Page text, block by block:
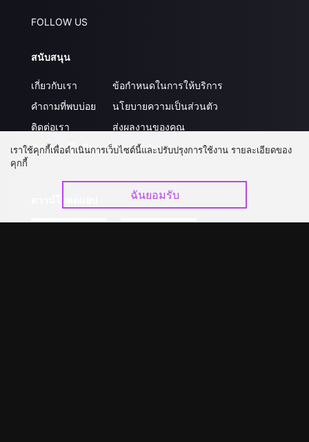
FOLLOW US
สนับสนุน
เกี่ยวกับเรา
คำถามที่พบบ่อย
ติดต่อเรา
อัปเกรด วีไอพี
ข้อกำหนดในการให้บริการ
นโยบายความเป็นส่วนตัว
ส่งผลงานของคุณ
ร่วมงานกับเรา
เราใช้คุกกี้เพื่อดำเนินการเว็บไซต์นี้และปรับปรุงการใช้งาน รายละเอียดของ
คุกกี้
ฉันยอมรับ